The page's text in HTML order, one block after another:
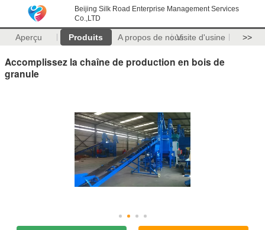
Beijing Silk Road Enterprise Management Services
Co.,LTD
Aperçu Produits A propos de nousVisite d'usine >>
Accomplissez la chaîne de production en bois de
granule